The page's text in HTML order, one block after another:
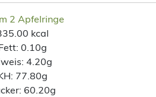
2 Apfelringe
kcal
0.10g
4.20g
77.80g
60.20g